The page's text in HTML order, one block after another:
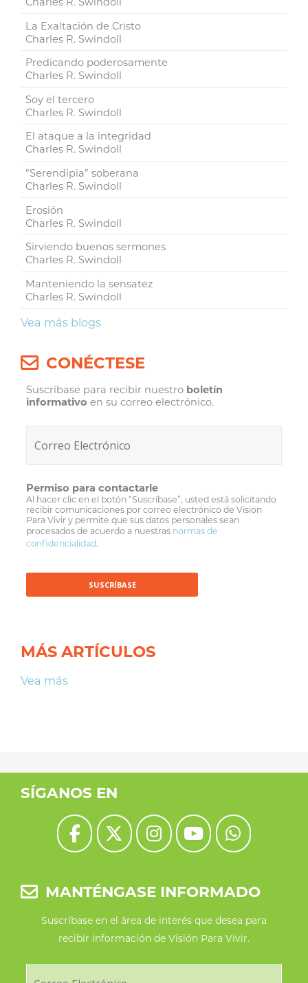
La Exaltación de Cristo
Charles R. Swindoll
Predicando poderosamente
Charles R. Swindoll
Soy el tercero
Charles R. Swindoll
El ataque a la integridad
Charles R. Swindoll
“Serendipia” soberana
Charles R. Swindoll
Erosión
Charles R. Swindoll
Sirviendo buenos sermones
Charles R. Swindoll
Manteniendo la sensatez
Charles R. Swindoll
Vea más blogs
CONÉCTESE
Suscríbase para recibir nuestro boletín
informativo en su correo electrónico.
Permiso para contactarle
Al hacer clic en el botón “Suscríbase”, usted está solicitando
recibir comunicaciones por correo electrónico de Visión
Para Vivir y permite que sus datos personales sean
procesados de acuerdo a nuestras normas de
confidencialidad.
MÁS ARTÍCULOS
Vea más
SÍGANOS EN
MANTÉNGASE INFORMADO
Suscríbase en el área de interés que desea para
recibir información de Visión Para Vivir.